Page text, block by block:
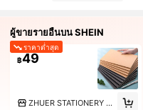
ผู้ขายรายอื่นบน SHEIN
ราคาต่ำสุด
฿49
ZHUER STATIONERY STORE